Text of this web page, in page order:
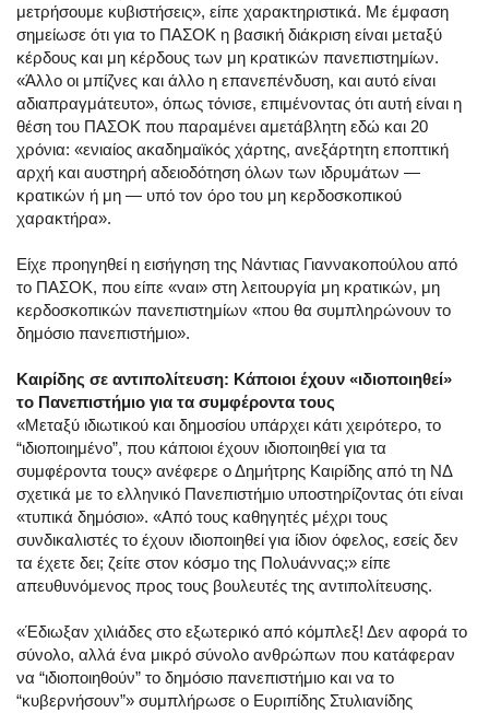
μετρήσουμε κυβιστήσεις», είπε χαρακτηριστικά. Με έμφαση
σημείωσε ότι για το ΠΑΣΟΚ η βασική διάκριση είναι μεταξύ
κέρδους και μη κέρδους των μη κρατικών πανεπιστημίων.
«Άλλο οι μπίζνες και άλλο η επανεπένδυση, και αυτό είναι
αδιαπραγμάτευτο», όπως τόνισε, επιμένοντας ότι αυτή είναι η
θέση του ΠΑΣΟΚ που παραμένει αμετάβλητη εδώ και 20
χρόνια: «ενιαίος ακαδημαϊκός χάρτης, ανεξάρτητη εποπτική
αρχή και αυστηρή αδειοδότηση όλων των ιδρυμάτων —
κρατικών ή μη — υπό τον όρο του μη κερδοσκοπικού
χαρακτήρα».
Είχε προηγηθεί η εισήγηση της Νάντιας Γιαννακοπούλου από
το ΠΑΣΟΚ, που είπε «ναι» στη λειτουργία μη κρατικών, μη
κερδοσκοπικών πανεπιστημίων «που θα συμπληρώνουν το
δημόσιο πανεπιστήμιο».
Καιρίδης σε αντιπολίτευση: Κάποιοι έχουν «ιδιοποιηθεί»
το Πανεπιστήμιο για τα συμφέροντα τους
«Μεταξύ ιδιωτικού και δημοσίου υπάρχει κάτι χειρότερο, το
“ιδιοποιημένο”, που κάποιοι έχουν ιδιοποιηθεί για τα
συμφέροντα τους» ανέφερε ο Δημήτρης Καιρίδης από τη ΝΔ
σχετικά με το ελληνικό Πανεπιστήμιο υποστηρίζοντας ότι είναι
«τυπικά δημόσιο». «Από τους καθηγητές μέχρι τους
συνδικαλιστές το έχουν ιδιοποιηθεί για ίδιον όφελος, εσείς δεν
τα έχετε δει; ζείτε στον κόσμο της Πολυάννας;» είπε
απευθυνόμενος προς τους βουλευτές της αντιπολίτευσης.
«Έδιωξαν χιλιάδες στο εξωτερικό από κόμπλεξ! Δεν αφορά το
σύνολο, αλλά ένα μικρό σύνολο ανθρώπων που κατάφεραν
να “ιδιοποιηθούν” το δημόσιο πανεπιστήμιο και να το
“κυβερνήσουν”» συμπλήρωσε ο Ευριπίδης Στυλιανίδης